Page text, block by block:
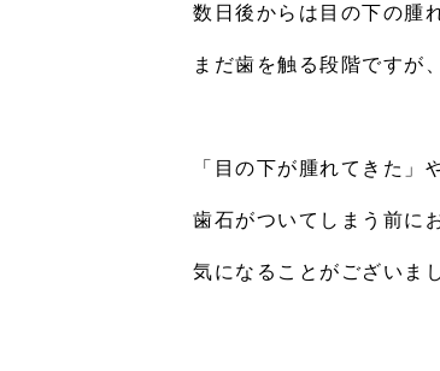
数日後からは目の下の腫
まだ歯を触る段階ですが
「目の下が腫れてきた」
歯石がついてしまう前に
気になることがございま